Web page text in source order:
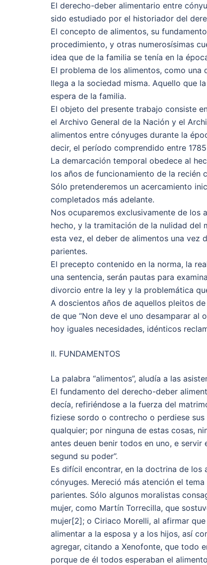
El derecho-deber alimentario entre
sido estudiado por el historiador del
El concepto de alimentos, su
procedimiento, y otras numerosísimas
idea que de la familia se tenía en la
El problema de los alimentos, como
llega a la sociedad misma. Aquello que
espera de la familia.
El objeto del presente trabajo consiste
el Archivo General de la Nación y el
alimentos entre cónyuges durante la
decir, el período comprendido entre 1785
La demarcación temporal obedece al
los años de funcionamiento de la recién
Sólo pretenderemos un acercamiento
completados más adelante.
Nos ocuparemos exclusivamente de los
hecho, y la tramitación de la nulidad del
esta vez, el deber de alimentos una
parientes.
El precepto contenido en la norma, la
una sentencia, serán pautas para
divorcio entre la ley y la problemática
A doscientos años de aquellos pleitos
de que “Non deve el uno desamparar al
hoy iguales necesidades, idénticos
II. FUNDAMENTOS
La palabra “alimentos”, aludía a las
El fundamento del derecho-deber
decía, refiriéndose a la fuerza del
fiziese sordo o contrecho o perdiese
qualquier; por ninguna de estas cosas,
antes deuen benir todos en uno, e
segund su poder”.
Es difícil encontrar, en la doctrina de los
cónyuges. Mereció más atención el
parientes. Sólo algunos moralistas
mujer, como Martín Torrecilla, que
mujer[2]; o Ciriaco Morelli, al afirmar
alimentar a la esposa y a los hijos, así
agregar, citando a Xenofonte, que todo
porque de él todos esperaban el